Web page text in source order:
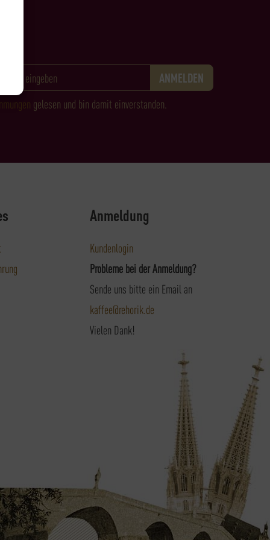
gelesen und bin damit einverstanden.
Anmeldung
Kundenlogin
Probleme bei der Anmeldung?
Sende uns bitte ein Email an
kaffee@rehorik.de
Vielen Dank!